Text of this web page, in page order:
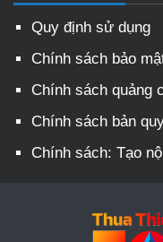
Quy định sử dụng
Chính sách bảo
Chính sách quảng
Chính sách bản
Chính sách: Tạo